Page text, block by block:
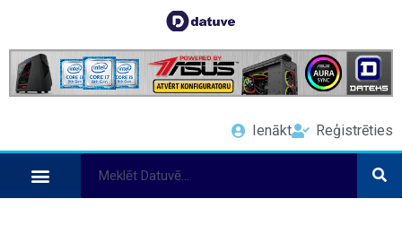
Ienākt Reģistrēties